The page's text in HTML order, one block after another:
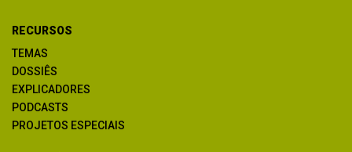
RECURSOS
TEMAS
DOSSIÊS
EXPLICADORES
PODCASTS
PROJETOS ESPECIAIS